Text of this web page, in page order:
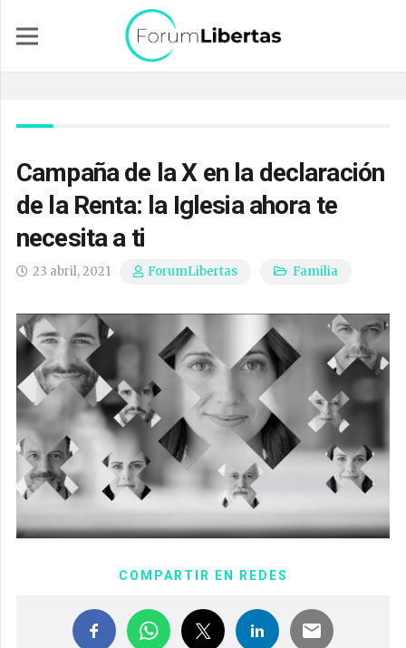
Campaña de la X en la declaración
de la Renta: la Iglesia ahora te
necesita a ti
23 abril, 2021 ForumLibertas Familia
COMPARTIR EN REDES